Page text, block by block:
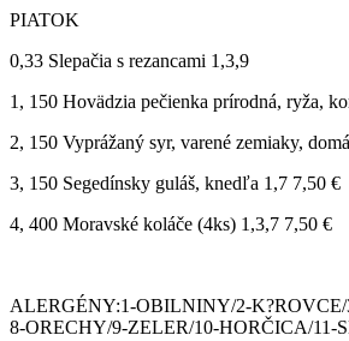
PIATOK
0,33 Slepačia s rezancami 1,3,9
1, 150 Hovädzia pečienka prírodná, ryža,
2, 150 Vyprážaný syr, varené zemiaky,
3, 150 Segedínsky guláš, knedľa 1,7 7,50 €
4, 400 Moravské koláče (4ks) 1,3,7 7,50 €
ALERGÉNY:1-OBILNINY/2-
8-ORECHY/9-ZELER/10-HORČICA/